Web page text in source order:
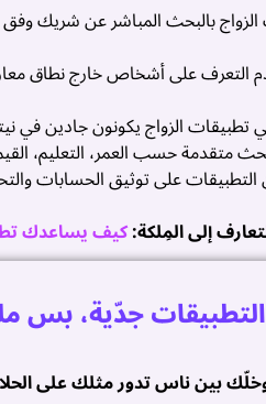
بالبحث المباشر عن شريك
التعرف على أشخاص خارج نطاق
الزواج يكونون جادين في
متقدمة حسب العمر، التعليم،
التطبيقات على توثيق الحسابات
إلى المِلكة:كيف يساعدك
جدّية، بس
بين ناس تدور مثلك على